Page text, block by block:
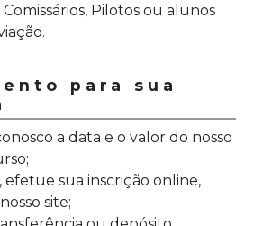
Comissários, Pilotos ou alunos
para sua
a data e o valor do nosso
efetue sua inscrição online,
site;